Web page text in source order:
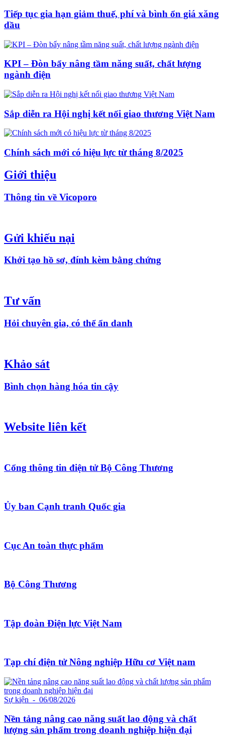
Tiếp tục gia hạn giảm thuế, phí và bình ổn giá xăng
dầu
KPI – Đòn bẩy nâng tầm năng suất, chất lượng
ngành điện
Sắp diễn ra Hội nghị kết nối giao thương Việt Nam
Chính sách mới có hiệu lực từ tháng 8/2025
Giới thiệu
Thông tin về Vicoporo
Gửi khiếu nại
Khởi tạo hồ sơ, đính kèm bằng chứng
Tư vấn
Hỏi chuyên gia, có thể ẩn danh
Khảo sát
Bình chọn hàng hóa tin cậy
Website liên kết
Cổng thông tin điện tử Bộ Công Thương
Ủy ban Cạnh tranh Quốc gia
Cục An toàn thực phẩm
Bộ Công Thương
Tập đoàn Điện lực Việt Nam
Tạp chí điện tử Nông nghiệp Hữu cơ Việt nam
Sự kiện - 06/08/2026
Nền tảng nâng cao năng suất lao động và chất
lượng sản phẩm trong doanh nghiệp hiện đại